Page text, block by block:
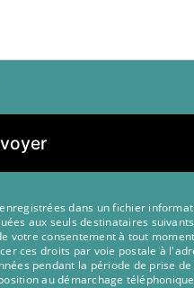
dans un fichier
aux seuls destinataires
consentement à tout
ces droits par voie postale à
pendant la période de prise
au démarchage